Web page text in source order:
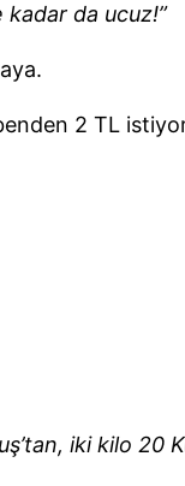
kadar da ucuz!”
2 TL
iki kilo 20